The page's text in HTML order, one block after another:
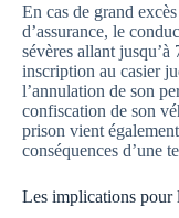
En cas de grand
d’assurance, le
sévères allant jusqu’à
inscription au casier
l’annulation de son
confiscation de son
prison vient
conséquences d’une
Les implications pour